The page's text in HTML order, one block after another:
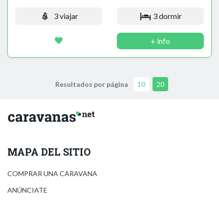
3 viajar 3 dormir
+ info
Resultados por página 10 20
MAPA DEL SITIO
COMPRAR UNA CARAVANA
ANÚNCIATE